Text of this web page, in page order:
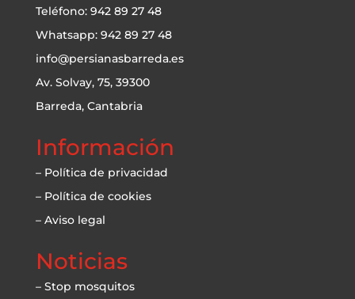
Teléfono: 942 89 27 48
Whatsapp: 942 89 27 48
info@persianasbarreda.es
Av. Solvay, 75, 39300
Barreda, Cantabria
Información
– Política de privacidad
– Política de cookies
– Aviso legal
Noticias
– Stop mosquitos